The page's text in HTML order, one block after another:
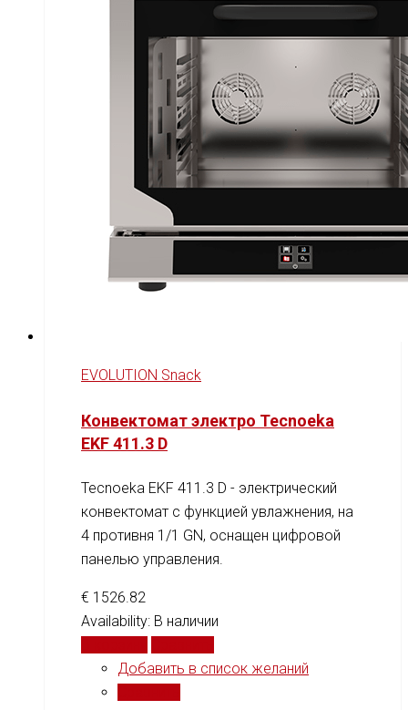
EVOLUTION Snack
Конвектомат электро Tecnoeka
EKF 411.3 D
Tecnoeka EKF 411.3 D - электрический
конвектомат с функцией увлажнения, на
4 противня 1/1 GN, оснащен цифровой
панелью управления.
€ 1526.82
Availability: В наличии
Добавить в список желаний